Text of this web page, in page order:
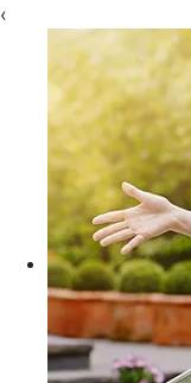
‹